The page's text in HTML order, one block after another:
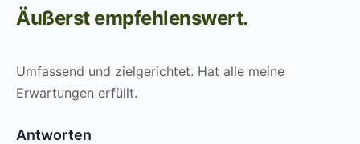
Äußerst empfehlenswert.
Umfassend und zielgerichtet. Hat alle meine
Erwartungen erfüllt.
Antworten